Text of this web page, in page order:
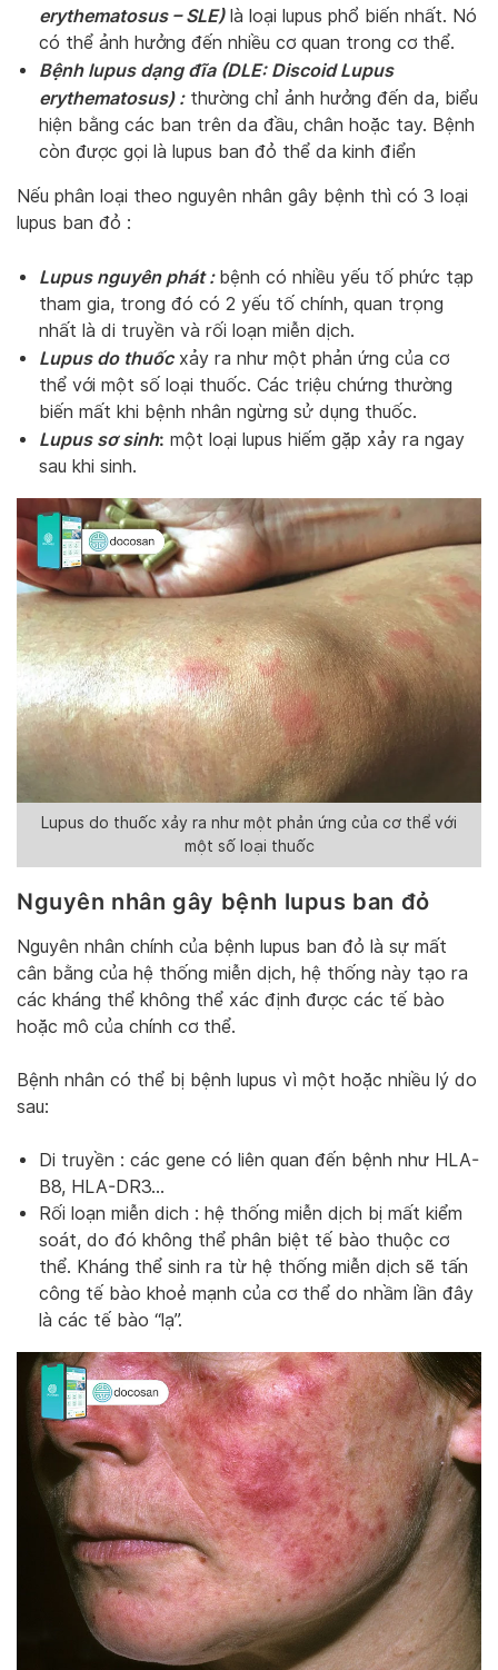
erythematosus – SLE)là loại lupus phổ biến nhất. Nó
có thể ảnh hưởng đến nhiều cơ quan trong cơ thể.
Bệnh lupus dạng đĩa (DLE: Discoid Lupus
erythematosus) :thường chỉ ảnh hưởng đến da, biểu
hiện bằng các ban trên da đầu, chân hoặc tay. Bệnh
còn được gọi là lupus ban đỏ thể da kinh điển
Nếu phân loại theo nguyên nhân gây bệnh thì có 3 loại
lupus ban đỏ :
Lupus nguyên phát : bệnh có nhiều yếu tố phức tạp
tham gia, trong đó có 2 yếu tố chính, quan trọng
nhất là di truyền và rối loạn miễn dịch.
Lupus do thuốcxảy ra như một phản ứng của cơ
thể với một số loại thuốc. Các triệu chứng thường
biến mất khi bệnh nhân ngừng sử dụng thuốc.
Lupus sơ sinh: một loại lupus hiếm gặp xảy ra ngay
sau khi sinh.
Lupus do thuốc xảy ra như một phản ứng của cơ thể với
một số loại thuốc
Nguyên nhân gây bệnh lupus ban đỏ
Nguyên nhân chính của bệnh lupus ban đỏ là sự mất
cân bằng của hệ thống miễn dịch, hệ thống này tạo ra
các kháng thể không thể xác định được các tế bào
hoặc mô của chính cơ thể.
Bệnh nhân có thể bị bệnh lupus vì một hoặc nhiều lý do
sau:
Di truyền : các gene có liên quan đến bệnh như HLA-
B8, HLA-DR3…
Rối loạn miễn dich : hệ thống miễn dịch bị mất kiểm
soát, do đó không thể phân biệt tế bào thuộc cơ
thể. Kháng thể sinh ra từ hệ thống miễn dịch sẽ tấn
công tế bào khoẻ mạnh của cơ thể do nhầm lần đây
là các tế bào “lạ”.